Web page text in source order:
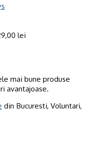
lei
mai bune produse
avantajoase.
din Bucuresti, Voluntari,